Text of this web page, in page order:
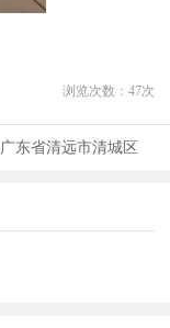
浏览次数： 47次
广东省清远市清城区